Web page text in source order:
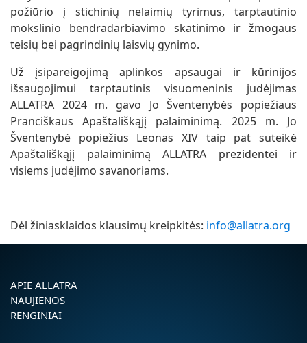
požiūrio į stichinių nelaimių tyrimus, tarptautinio
mokslinio bendradarbiavimo skatinimo ir žmogaus
teisių bei pagrindinių laisvių gynimo.
Už įsipareigojimą aplinkos apsaugai ir kūrinijos
išsaugojimui tarptautinis visuomeninis judėjimas
ALLATRA 2024 m. gavo Jo Šventenybės popiežiaus
Pranciškaus Apaštališkąjį palaiminimą. 2025 m. Jo
Šventenybė popiežius Leonas XIV taip pat suteikė
Apaštališkąjį palaiminimą ALLATRA prezidentei ir
visiems judėjimo savanoriams.
Dėl žiniasklaidos klausimų kreipkitės: info@allatra.org
APIE ALLATRA
NAUJIENOS
RENGINIAI